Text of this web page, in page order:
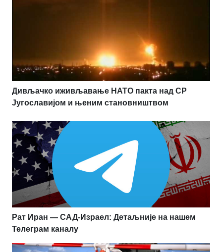
Дивљачко иживљавање НАТО пакта над СР
Југославијом и њеним становништвом
Рат Иран — САД-Израел: Детаљније на нашем
Телеграм каналу